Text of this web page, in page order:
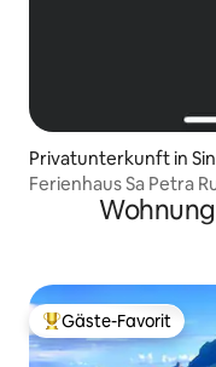
Privatunterkunft in
Ferienhaus Sa Petra
Beliebter Gäste-
Gäste-Favorit